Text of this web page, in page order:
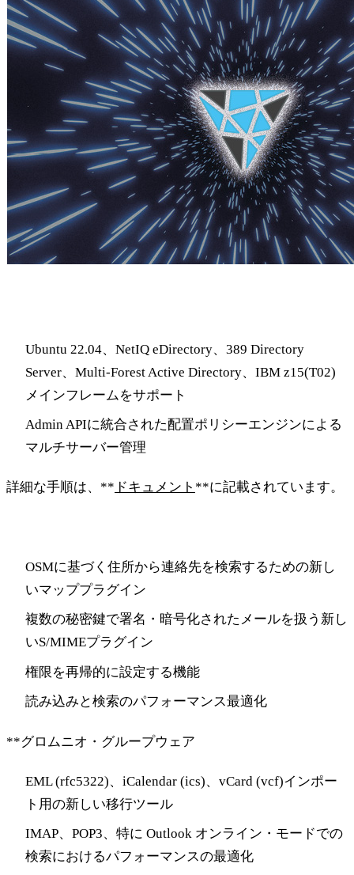
Ubuntu 22.04、NetIQ eDirectory、389 Directory
Server、Multi-Forest Active Directory、IBM z15(T02)
メインフレームをサポート
Admin APIに統合された配置ポリシーエンジンによる
マルチサーバー管理
詳細な手順は、** ドキュメント **に記載されています。
OSMに基づく住所から連絡先を検索するための新し
いマッププラグイン
複数の秘密鍵で署名・暗号化されたメールを扱う新し
いS/MIMEプラグイン
権限を再帰的に設定する機能
読み込みと検索のパフォーマンス最適化
**グロムニオ・グループウェア
EML (rfc5322)、iCalendar (ics)、vCard (vcf)インポー
ト用の新しい移行ツール
IMAP、POP3、特に Outlook オンライン・モードでの
検索におけるパフォーマンスの最適化